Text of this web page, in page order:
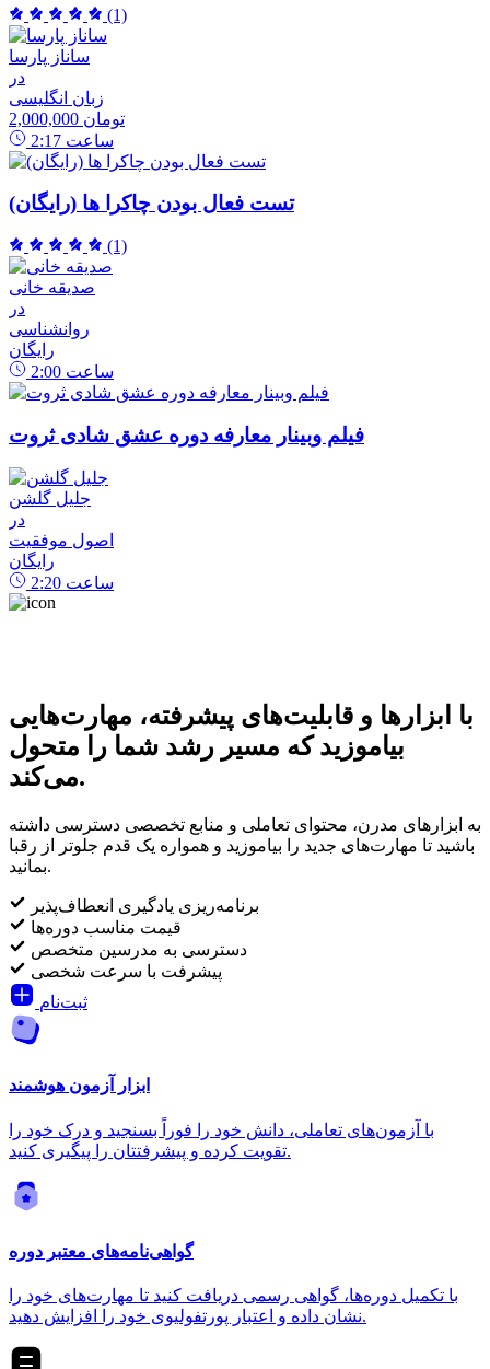
(1)
ساناز پارسا
در
زبان انگلیسی
2,000,000 تومان
2:17 ساعت
تست فعال بودن چاکرا ها (رایگان)
(1)
صدیقه خانی
در
روانشناسی
رایگان
2:00 ساعت
فیلم وبینار معارفه دوره عشق شادی ثروت
جلیل گلشن
در
اصول موفقیت
رایگان
2:20 ساعت
با ابزارها و قابلیت‌های پیشرفته، مهارت‌هایی
بیاموزید که مسیر رشد شما را متحول
می‌کند.
به ابزارهای مدرن، محتوای تعاملی و منابع تخصصی دسترسی داشته
باشید تا مهارت‌های جدید را بیاموزید و همواره یک قدم جلوتر از رقبا
بمانید.
برنامه‌ریزی یادگیری انعطاف‌پذیر
قیمت مناسب دوره‌ها
دسترسی به مدرسین متخصص
پیشرفت با سرعت شخصی
ثبت‌نام
ابزار آزمون هوشمند
با آزمون‌های تعاملی، دانش خود را فوراً بسنجید و درک خود را
تقویت کرده و پیشرفتتان را پیگیری کنید.
گواهی‌نامه‌های معتبر دوره
با تکمیل دوره‌ها، گواهی رسمی دریافت کنید تا مهارت‌های خود را
نشان داده و اعتبار پورتفولیوی خود را افزایش دهید.